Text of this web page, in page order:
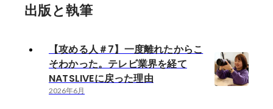
出版と執筆
【攻める人＃7】一度離れたからこ
そわかった。テレビ業界を経て
NATSLIVEに戻った理由
2026年6月